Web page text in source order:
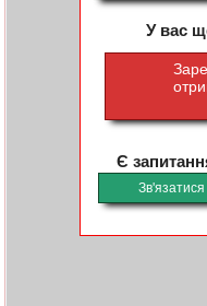
У вас
Є
Зв'язатися